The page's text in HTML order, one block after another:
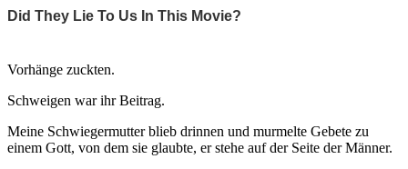
Vorhänge zuckten.
Schweigen war ihr Beitrag.
Meine Schwiegermutter blieb drinnen und murmelte Gebete zu
einem Gott, von dem sie glaubte, er stehe auf der Seite der Männer.